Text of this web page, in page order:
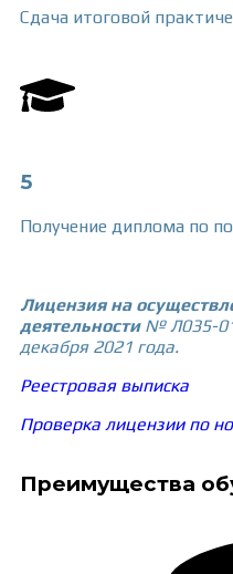
Сдача итоговой
5
Получение диплома по
Лицензия на
деятельности№ Л035-
декабря 2021 года.
Реестровая выписка
Проверка лицензии по
Преимущества